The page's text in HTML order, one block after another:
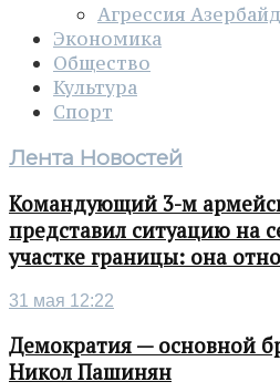
Агрессия
Экономика
Общество
Культура
Спорт
Лента Новостей
Командующий 3-м
представил ситуацию на
участке границы: она
31 мая 12:22
Демократия — основной
Никол Пашинян